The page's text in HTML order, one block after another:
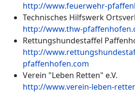
http://www.feuerwehr-
Technisches Hilfswerk
http://www.thw-
Rettungshundestaffel
http://
pfaffenhofen.com
Verein "Leben Retten" e.V.
http://www.verein-leben-